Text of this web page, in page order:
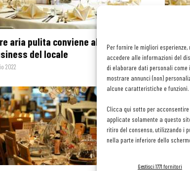
Per fornire le migliori
accedere alle informazioni del
di elaborare dati personali
mostrare annunci (non)
alcune caratteristiche e funzioni.
Clicca qui sotto per
applicate solamente a questo
ritiro del consenso, utilizzando i
nella parte inferiore dello
Gestisci 1771 fornitori
aria pulita conviene alla salute e
del locale
2022 Giuseppe